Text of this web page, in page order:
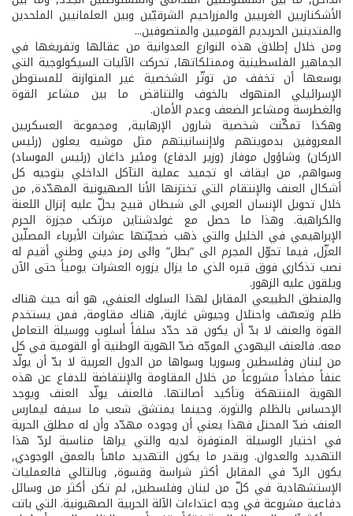
الأشكنازيين الغربيين والمزراحيم الشرقيّين وبين العلمانيين الملحدين
والمتدينين الحريديم القوميين والمتصوفين...
ومن خلال إطلاق هذه النوازع العدوانية من عقالها وتفريغها في
الجماهير الفلسطينية وممتلكاتها, تحركت الآليات السيكولوجية التي
بوسعها أن تخفف من توتّر الشخصية غير المتوازنة للمستوطن
الإسرائيلي المنهوك بالخوف والتناقض ما بين مشاعر القوة
والغطرسة ومشاعر الضعف وعدم الأمان.
وهكذا تمكّنت شخصية شارون الإرهابية, ومجموعة العسكريين
المعروفين بدمويتهم ولاإنسانيتهم مثل موشيه يعلون (رئيس
الاركان) وشاؤول موفاز (وزير الدفاع) ومئير داغان (رئيس الموساد)
وسواهم, من ايقاف او تجميد عملية التآكل الداخلي بتوجيه كل
أشكال العنف والإنتقام التي تختزنها الأنا الصهيونية المهدّدة, من
خلال تحويل الإنسان العربي الى شيطان قبيح يحلّ عليه إنزال اللعنة
والكراهية. وهذا ما حصل مع غولدشتاين مرتكب مجزرة الحرم
الإبراهيمي في الخليل والتي ذهب ضحيّتها عشرات الأبرياء المصلّين
العزّل, فيما تحوّل المجرم الى “بطل” والى رمز ديني وطني أقيم له
نصب تذكاري فوق قبره الذي ما يزال يزوره العشرات يومياً حتى الآن
ويلقون عليه الزهور.
والمنطق الطبيعي المقابل لهذا السلوك العنفي, هو أنه حيث هناك
ظلم وتعسّف واحتلال وجيوش غازية, هناك مقاومة, فمن يستخدم
القوة والعنف لا بدّ أن يكون قد حدّد سلفاً أسلوب ووسيلة التعامل
معه. فالعنف اليهودي الموجّه ضدّ الهوية الوطنية أو القومية في كل
من لبنان وفلسطين وسوريا وسواها من الدول العربية لا بدّ أن يولّد
عنفاً مضاداً مشروعاً من خلال المقاومة والإنتفاضة للدفاع عن هذه
الهوية المنتهكة وتأكيد أصالتها. فالعنف يولّد العنف ويوجد
الإحساس بالظلم والثورة. وحينما يمتشق شعب ما سيفه ليمارس
العنف ضدّ المحتل فهذا يعني أن وجوده مهدّد وأن له مطلق الحرية
في اختيار الوسيلة المتوفرة لديه والتي يراها مناسبة لردّ هذا
التهديد والعدوان. وبقدر ما يكون التهديد ماسّاً بالعمق الوجودي,
يكون الردّ في المقابل أكثر شراسة وقسوة, وبالتالي فالعمليات
الإستشهادية في كلّ من لبنان وفلسطين, لم تكن أكثر من وسائل
دفاعية مشروعة في وجه اعتداءات الآلة الحربية الصهيونية. التي باتت